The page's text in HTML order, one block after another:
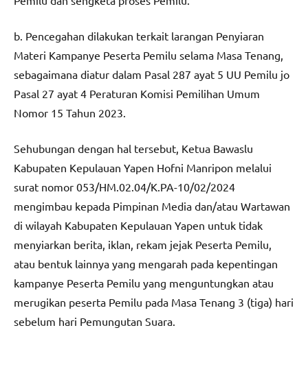
b. Pencegahan dilakukan terkait larangan Penyiaran
Materi Kampanye Peserta Pemilu selama Masa Tenang,
sebagaimana diatur dalam Pasal 287 ayat 5 UU Pemilu jo
Pasal 27 ayat 4 Peraturan Komisi Pemilihan Umum
Nomor 15 Tahun 2023.
Sehubungan dengan hal tersebut, Ketua Bawaslu
Kabupaten Kepulauan Yapen Hofni Manripon melalui
surat nomor 053/HM.02.04/K.PA-10/02/2024
mengimbau kepada Pimpinan Media dan/atau Wartawan
di wilayah Kabupaten Kepulauan Yapen untuk tidak
menyiarkan berita, iklan, rekam jejak Peserta Pemilu,
atau bentuk lainnya yang mengarah pada kepentingan
kampanye Peserta Pemilu yang menguntungkan atau
merugikan peserta Pemilu pada Masa Tenang 3 (tiga) hari
sebelum hari Pemungutan Suara.